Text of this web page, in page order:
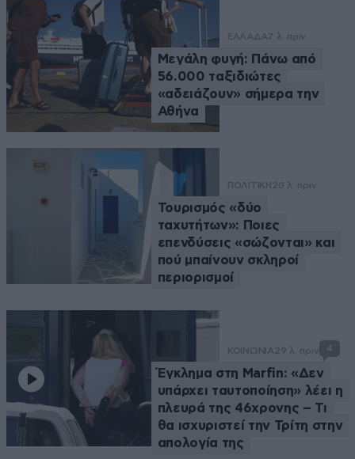
ΕΛΛΑΔΑ7 λ. πριν
Μεγάλη φυγή: Πάνω από
56.000 ταξιδιώτες
«αδειάζουν» σήμερα την
Αθήνα
ΠΟΛΙΤΙΚΗ 20 λ. πριν
Τουρισμός «δύο
ταχυτήτων»: Ποιες
επενδύσεις «σώζονται» και
πού μπαίνουν σκληροί
περιορισμοί
ΚΟΙΝΩΝΙΑ 29 λ. πριν 4
Έγκλημα στη Marfin: «Δεν
υπάρχει ταυτοποίηση» λέει η
πλευρά της 46χρονης – Τι
θα ισχυριστεί την Τρίτη στην
απολογία της